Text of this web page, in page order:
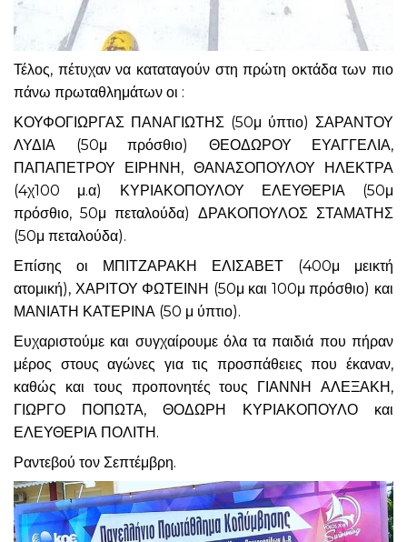
Τέλος, πέτυχαν να καταταγούν στη πρώτη οκτάδα των πιο
πάνω πρωταθλημάτων οι :
ΚΟΥΦΟΓΙΩΡΓΑΣ ΠΑΝΑΓΙΩΤΗΣ (50μ ύπτιο) ΣΑΡΑΝΤΟΥ
ΛΥΔΙΑ (50μ πρόσθιο) ΘΕΟΔΩΡΟΥ ΕΥΑΓΓΕΛΙΑ,
ΠΑΠΑΠΕΤΡΟΥ ΕΙΡΗΝΗ, ΘΑΝΑΣΟΠΟΥΛΟΥ ΗΛΕΚΤΡΑ
(4χ100 μ.α) ΚΥΡΙΑΚΟΠΟΥΛΟΥ ΕΛΕΥΘΕΡΙΑ (50μ
πρόσθιο, 50μ πεταλούδα) ΔΡΑΚΟΠΟΥΛΟΣ ΣΤΑΜΑΤΗΣ
(50μ πεταλούδα).
Επίσης οι ΜΠΙΤΖΑΡΑΚΗ ΕΛΙΣΑΒΕΤ (400μ μεικτή
ατομική), ΧΑΡΙΤΟΥ ΦΩΤΕΙΝΗ (50μ και 100μ πρόσθιο) και
ΜΑΝΙΑΤΗ ΚΑΤΕΡΙΝΑ (50 μ ύπτιο).
Ευχαριστούμε και συγχαίρουμε όλα τα παιδιά που πήραν
μέρος στους αγώνες για τις προσπάθειες που έκαναν,
καθώς και τους προπονητές τους ΓΙΑΝΝΗ ΑΛΕΞΑΚΗ,
ΓΙΩΡΓΟ ΠΟΠΩΤΑ, ΘΟΔΩΡΗ ΚΥΡΙΑΚΟΠΟΥΛΟ και
ΕΛΕΥΘΕΡΙΑ ΠΟΛΙΤΗ.
Ραντεβού τον Σεπτέμβρη.